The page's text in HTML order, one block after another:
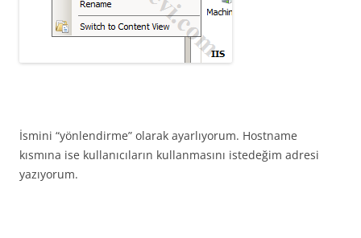
İsmini “yönlendirme” olarak ayarlıyorum. Hostname
kısmına ise kullanıcıların kullanmasını istedeğim adresi
yazıyorum.